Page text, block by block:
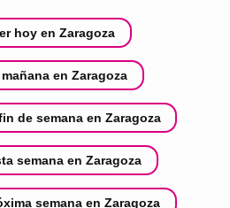
hoy en Zaragoza
en Zaragoza
de semana en Zaragoza
semana en Zaragoza
semana en Zaragoza